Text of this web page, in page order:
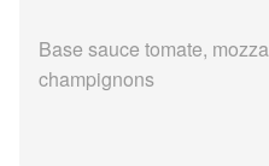
Base sauce tomate,
champignons